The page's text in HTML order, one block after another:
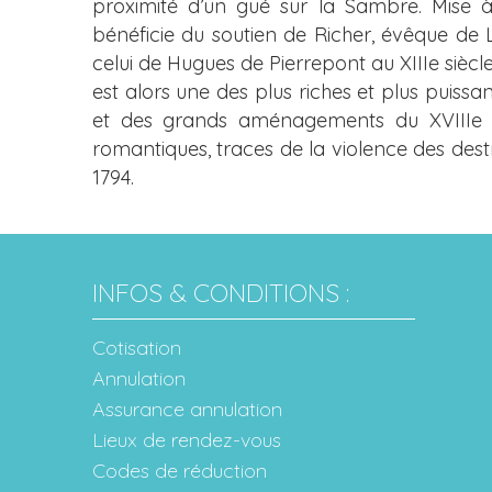
proximité d’un gué sur la Sambre. Mise
bénéficie du soutien de Richer, évêque
celui de Hugues de Pierrepont au XIIIe
est alors une des plus riches et plus
et des grands aménagements du XVIIIe
romantiques, traces de la violence des
1794.
INFOS & CONDITIONS :
Cotisation
Annulation
Assurance annulation
Lieux de rendez-vous
Codes de réduction